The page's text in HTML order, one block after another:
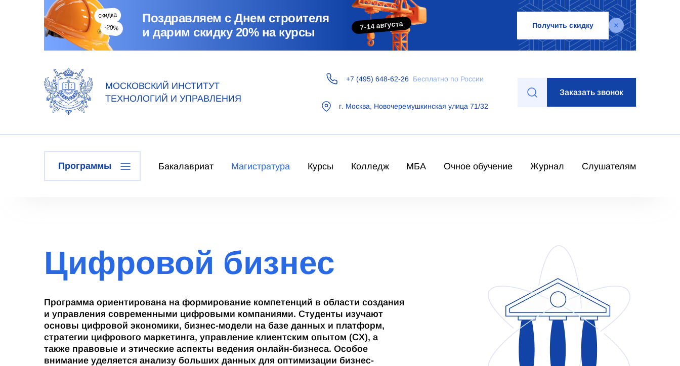
Поздравляем с Днем строителя
и дарим скидку 20% на курсы
7-14 августа Получить скидку
МОСКОВСКИЙ ИНСТИТУТ
ТЕХНОЛОГИЙ И УПРАВЛЕНИЯ
+7 (495) 648-62-26 Бесплатно по России
г. Москва, Новочеремушкинская улица 71/32
Заказать звонок
Программы Бакалавриат Магистратура Курсы Колледж МБА Очное обучение Журнал Слушателям
Цифровой бизнес
Программа ориентирована на формирование компетенций в области создания
и управления современными цифровыми компаниями. Студенты изучают
основы цифровой экономики, бизнес-модели на базе данных и платформ,
стратегии цифрового маркетинга, управление клиентским опытом (CX), а
также правовые и этические аспекты ведения онлайн-бизнеса. Особое
внимание уделяется анализу больших данных для оптимизации бизнес-